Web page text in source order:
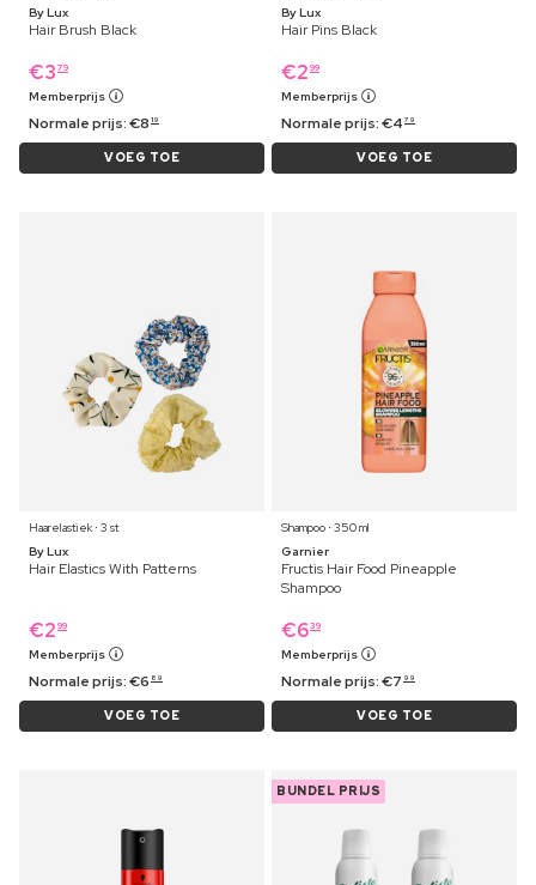
By Lux
Hair Brush Black
€3 79
Memberprijs
Normale prijs:€8 19
VOEG TOE
By Lux
Hair Pins Black
€2 99
Memberprijs
Normale prijs:€4 79
VOEG TOE
Haarelastiek ⋅ 3 st
By Lux
Hair Elastics With Patterns
€2 99
Memberprijs
Normale prijs:€6 89
VOEG TOE
Shampoo ⋅ 350 ml
Garnier
Fructis Hair Food Pineapple
Shampoo
€639
Memberprijs
Normale prijs:€7 99
VOEG TOE
BUNDEL PRIJS